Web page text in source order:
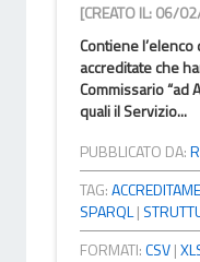
[CREATO IL: 06/
Contiene
accreditate che
Commissario “ad
quali il Servizio...
PUBBLICATO DA:
TAG:
SPARQL|
FORMATI:CSV|